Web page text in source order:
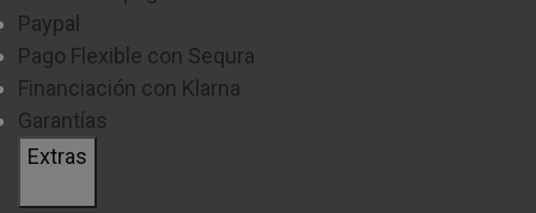
Paypal
Pago Flexible con Sequra
Financiación con Klarna
Garantías
Extras